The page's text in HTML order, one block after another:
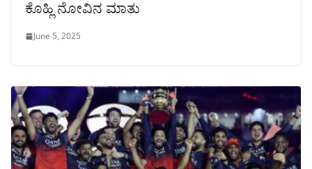
ಕೊಹ್ಲಿ ನೋವಿನ ಮಾತು
June 5, 2025